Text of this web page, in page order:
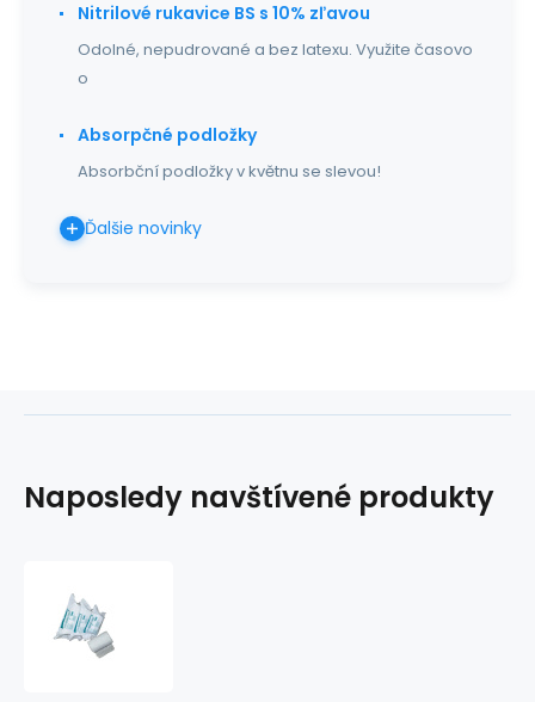
Nitrilové rukavice BS s 10% zľavou
Odolné, nepudrované a bez latexu. Využite časovo
o
Absorpčné podložky
Absorbční podložky v květnu se slevou!
Ďalšie novinky
Naposledy navštívené produkty